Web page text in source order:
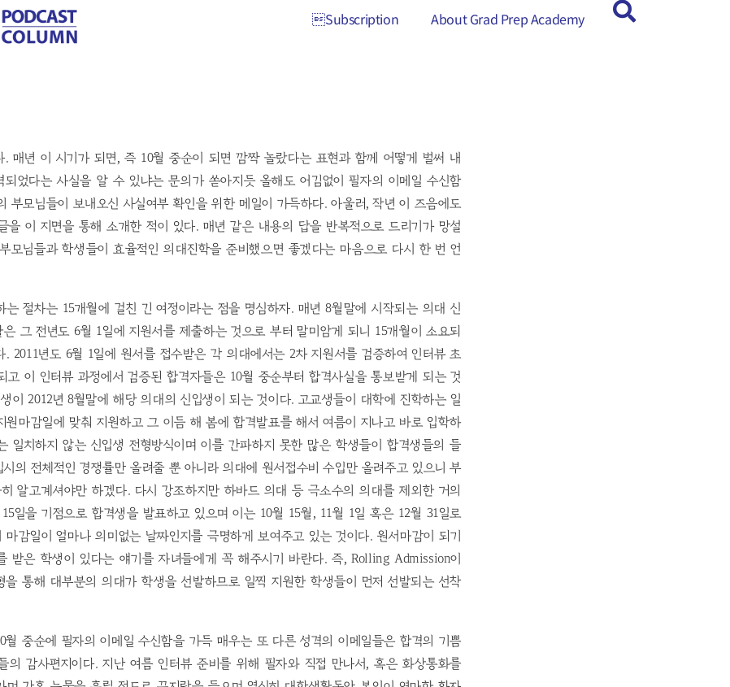
Subscription About Grad Prep Academy
Subscription About Grad Prep Academy
. 매년 이 시기가 되면, 즉 10월 중순이 되면 깜짝 놀랐다는 표현과 함께 어떻게 벌써 내
되었다는 사실을 알 수 있냐는 문의가 쏟아지듯 올해도 어김없이 필자의 이메일 수신함
부모님들이 보내오신 사실여부 확인을 위한 메일이 가득하다. 아울러, 작년 이 즈음에도
을 이 지면을 통해 소개한 적이 있다. 매년 같은 내용의 답을 반복적으로 드리기가 망설
모님들과 학생들이 효율적인 의대진학을 준비했으면 좋겠다는 마음으로 다시 한 번 언
는 절차는 15개월에 걸친 긴 여정이라는 점을 명심하자. 매년 8월말에 시작되는 의대 신
그 전년도 6월 1일에 지원서를 제출하는 것으로 부터 말미암게 되니 15개월이 소요되
. 2011년도 6월 1일에 원서를 접수받은 각 의대에서는 2차 지원서를 검증하여 인터뷰 초
고 이 인터뷰 과정에서 검증된 합격자들은 10월 중순부터 합격사실을 통보받게 되는 것
이 2012년 8월말에 해당 의대의 신입생이 되는 것이다. 고교생들이 대학에 진학하는 일
원마감일에 맞춰 지원하고 그 이듬 해 봄에 합격발표를 해서 여름이 지나고 바로 입학하
일치하지 않는 신입생 전형방식이며 이를 간파하지 못한 많은 학생들이 합격생들의 들
시의 전체적인 경쟁률만 올려줄 뿐 아니라 의대에 원서접수비 수입만 올려주고 있으니 부
히 알고계셔야만 하겠다. 다시 강조하지만 하바드 의대 등 극소수의 의대를 제외한 거의
일을 기점으로 합격생을 발표하고 있으며 이는 10월 15월, 11월 1일 혹은 12월 31일로
마감일이 얼마나 의미없는 날짜인지를 극명하게 보여주고 있는 것이다. 원서마감이 되기
받은 학생이 있다는 얘기를 자녀들에게 꼭 해주시기 바란다. 즉, Rolling Admission이
을 통해 대부분의 의대가 학생을 선발하므로 일찍 지원한 학생들이 먼저 선발되는 선착
월 중순에 필자의 이메일 수신함을 가득 매우는 또 다른 성격의 이메일들은 합격의 기쁨
의 감사편지이다. 지난 여름 인터뷰 준비를 위해 필자와 직접 만나서, 혹은 화상통화를